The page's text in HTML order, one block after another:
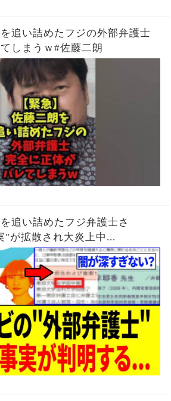
を追い詰めたフジの外部弁護士
しまうｗ#佐藤二朗
追い詰めたフジ弁護士さ
"が拡散され大炎上中...